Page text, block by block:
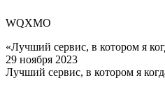
WQXMO
«Лучший сервис, в котором я
29 ноября 2023
Лучший сервис, в котором я